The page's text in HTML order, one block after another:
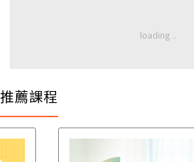
推薦課程